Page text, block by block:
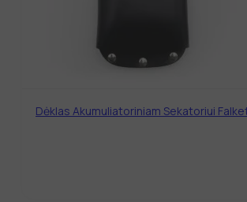
Dėklas Akumuliatoriniam Sekatoriui